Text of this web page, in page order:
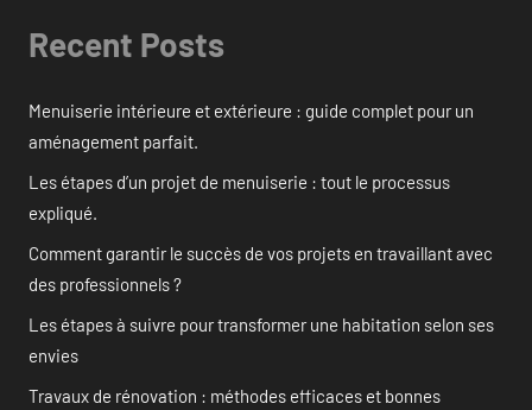
Recent Posts
Menuiserie intérieure et extérieure : guide complet pour un
aménagement parfait.
Les étapes d’un projet de menuiserie : tout le processus
expliqué.
Comment garantir le succès de vos projets en travaillant avec
des professionnels ?
Les étapes à suivre pour transformer une habitation selon ses
envies
Travaux de rénovation : méthodes efficaces et bonnes